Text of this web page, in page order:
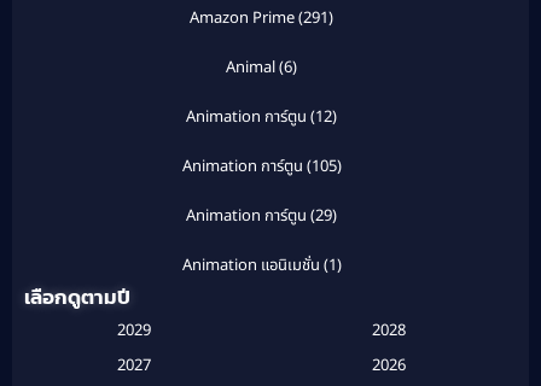
Amazon Prime(291)
Animal(6)
Animation การ์ตูน (12)
Animation การ์ตูน (105)
Animation การ์ตูน (29)
Animation แอนิเมชั่น (1)
เลือกดูตามปี
2029
2028
2027
2026